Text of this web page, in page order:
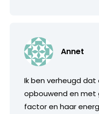
Annet
Ik ben verheugd dat
opbouwend en met
factor en haar